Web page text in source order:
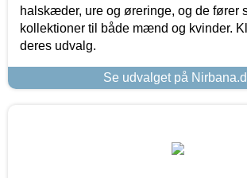
halskæder, ure og øreringe, og de fører
kollektioner til både mænd og kvinder.
deres udvalg.
Se udvalget på